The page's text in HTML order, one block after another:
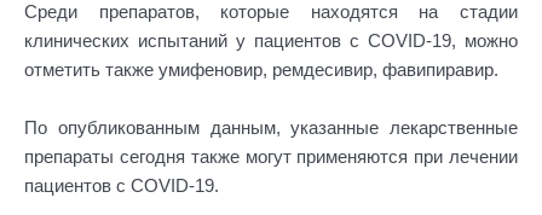
Среди препаратов, которые находятся на стадии
клинических испытаний у пациентов с COVID-19, можно
отметить также умифеновир, ремдесивир, фавипиравир.
По опубликованным данным, указанные лекарственные
препараты сегодня также могут применяются при лечении
пациентов с COVID-19.